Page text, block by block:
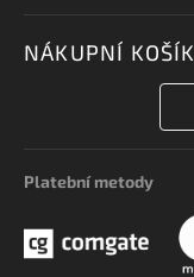
NÁKUPNÍ KOŠÍK
Platební metody